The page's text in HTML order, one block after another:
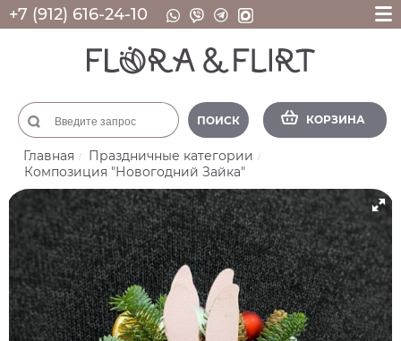
+7 (912) 616-24-10
ПОИСК КОРЗИНА
Главная
Праздничные категории
Композиция "Новогодний Зайка"